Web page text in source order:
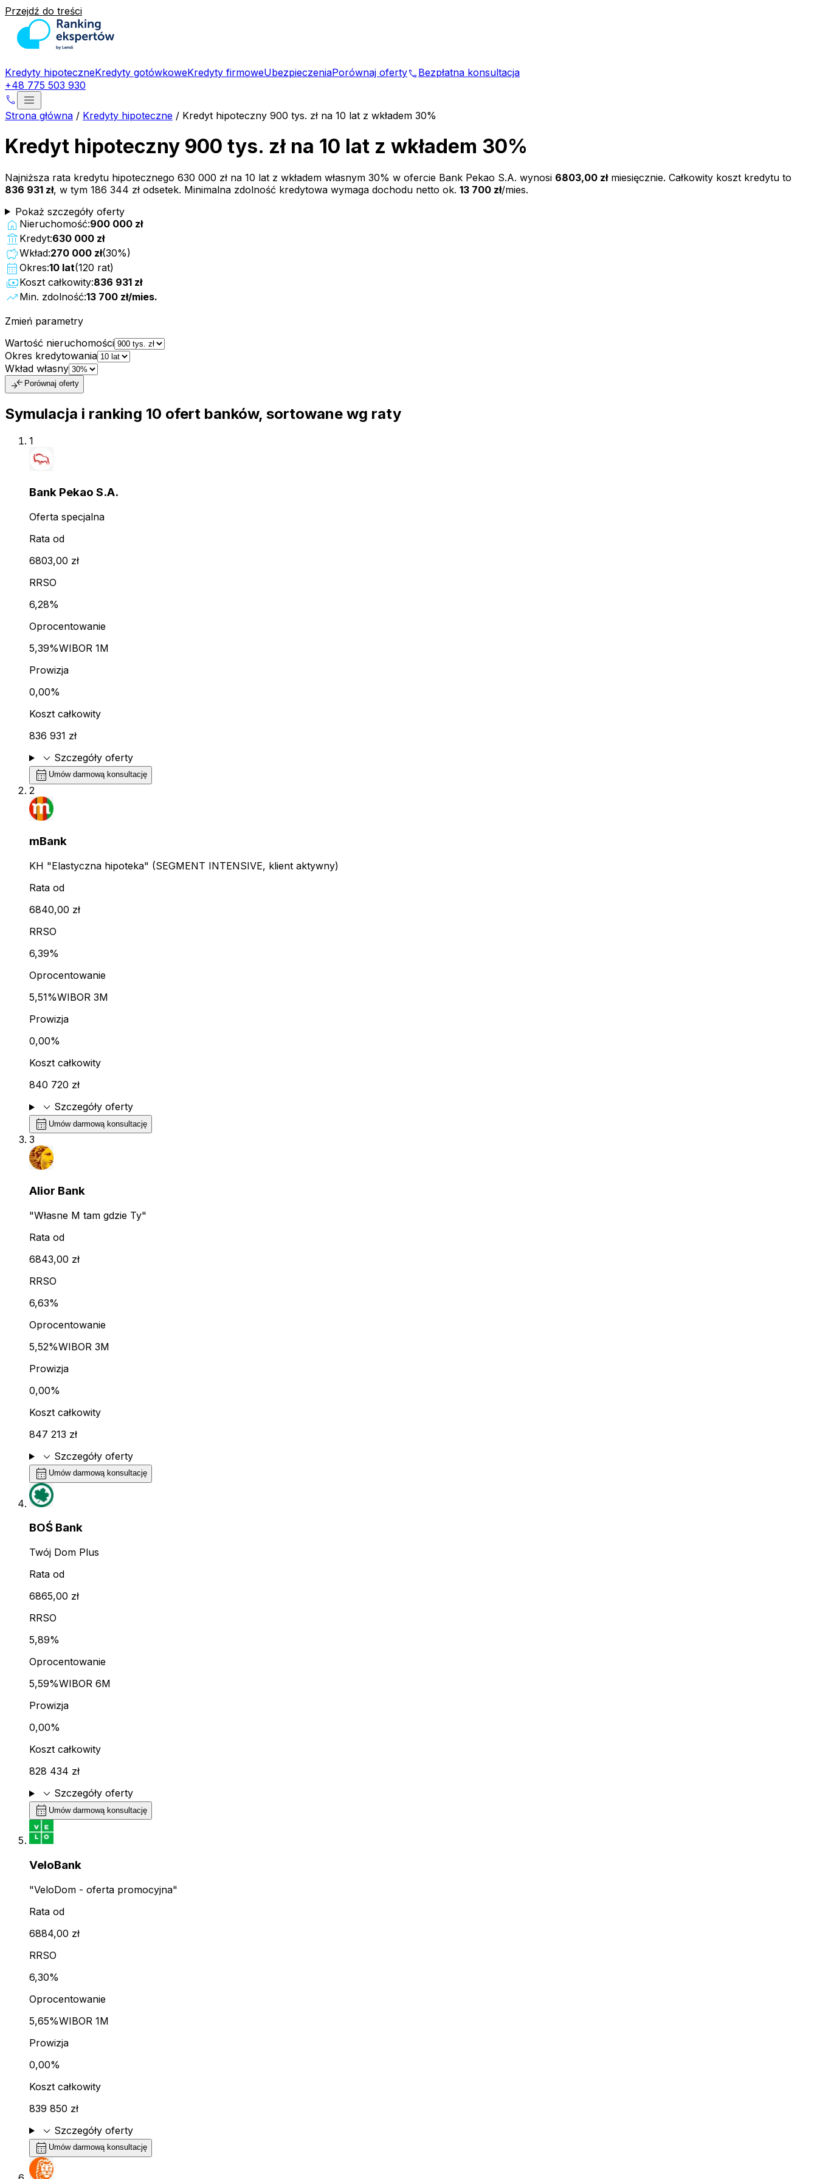
Przejdź do treści
Kredyty hipoteczneKredyty gotówkoweKredyty firmoweUbezpieczeniaPorównaj ofertyphone Bezpłatna konsultacja
+48 775 503 930
phone menu
Strona główna / Kredyty hipoteczne / Kredyt hipoteczny 900 tys. zł na 10 lat z wkładem 30%
Kredyt hipoteczny 900 tys. zł na 10 lat z wkładem 30%
Najniższa rata kredytu hipotecznego 630 000 zł na 10 lat z wkładem własnym 30% w ofercie Bank Pekao S.A. wynosi 6803,00 złmiesięcznie. Całkowity koszt kredytu to
836 931 zł, w tym 186 344 zł odsetek. Minimalna zdolność kredytowa wymaga dochodu netto ok. 13 700 zł/mies.
Pokaż szczegóły oferty
home Nieruchomość:900 000 zł
account_balance Kredyt:630 000 zł
savingsWkład:270 000 zł(30%)
calendar_month Okres:10 lat(120 rat)
paymentsKoszt całkowity:836 931 zł
trending_up Min. zdolność:13 700 zł/mies.
Zmień parametry
Wartość nieruchomości
Okres kredytowania
Wkład własny
compare_arrows Porównaj oferty
Symulacja i ranking 10 ofert banków, sortowane wg raty
1
Bank Pekao S.A.
Oferta specjalna
Rata od
6803,00 zł
RRSO
6,28%
Oprocentowanie
5,39%WIBOR 1M
Prowizja
0,00%
Koszt całkowity
836 931 zł
expand_more Szczegóły oferty
calendar_month Umów darmową konsultację
2
mBank
KH "Elastyczna hipoteka" (SEGMENT INTENSIVE, klient aktywny)
Rata od
6840,00 zł
RRSO
6,39%
Oprocentowanie
5,51%WIBOR 3M
Prowizja
0,00%
Koszt całkowity
840 720 zł
expand_more Szczegóły oferty
calendar_month Umów darmową konsultację
3
Alior Bank
"Własne M tam gdzie Ty"
Rata od
6843,00 zł
RRSO
6,63%
Oprocentowanie
5,52%WIBOR 3M
Prowizja
0,00%
Koszt całkowity
847 213 zł
expand_more Szczegóły oferty
calendar_month Umów darmową konsultację
BOŚ Bank
Twój Dom Plus
Rata od
6865,00 zł
RRSO
5,89%
Oprocentowanie
5,59%WIBOR 6M
Prowizja
0,00%
Koszt całkowity
828 434 zł
expand_more Szczegóły oferty
calendar_month Umów darmową konsultację
VeloBank
"VeloDom - oferta promocyjna"
Rata od
6884,00 zł
RRSO
6,30%
Oprocentowanie
5,65%WIBOR 1M
Prowizja
0,00%
Koszt całkowity
839 850 zł
expand_more Szczegóły oferty
calendar_month Umów darmową konsultację